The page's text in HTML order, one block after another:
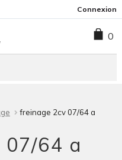
Connexion
0
freinage 2cv 07/64 a
64 a